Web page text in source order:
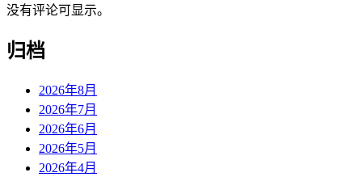
没有评论可显示。
归档
2026年8月
2026年7月
2026年6月
2026年5月
2026年4月